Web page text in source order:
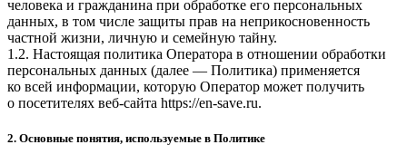
человека и гражданина при обработке его персональных
данных, в том числе защиты прав на неприкосновенность
частной жизни, личную и семейную тайну.
1.2. Настоящая политика Оператора в отношении обработки
персональных данных (далее — Политика) применяется
ко всей информации, которую Оператор может получить
о посетителях веб-сайта https://en-save.ru.
2. Основные понятия, используемые в Политике